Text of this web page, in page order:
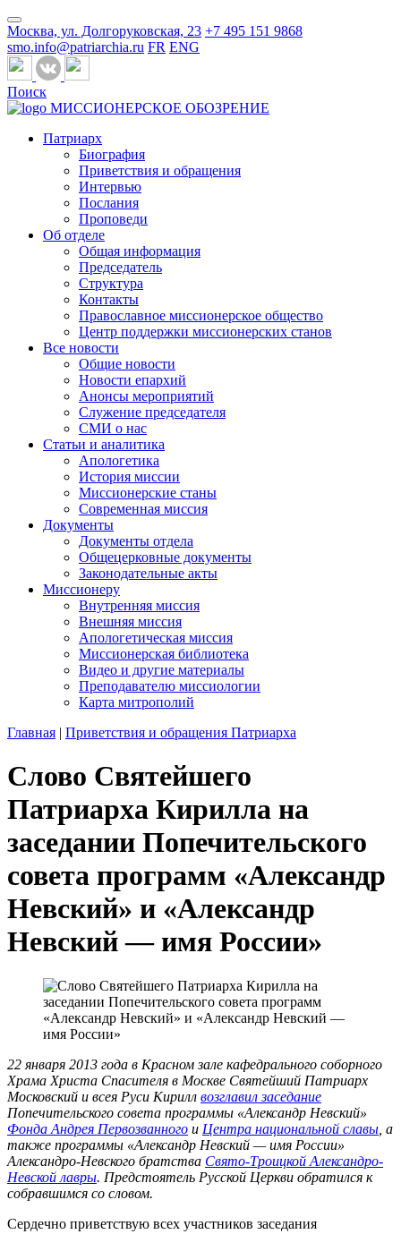
Москва, ул. Долгоруковская, 23 +7 495 151 9868
smo.info@patriarchia.ru FR ENG
Поиск
МИССИОНЕРСКОЕ ОБОЗРЕНИЕ
Патриарх
Биография
Приветствия и обращения
Интервью
Послания
Проповеди
Об отделе
Общая информация
Председатель
Структура
Контакты
Православное миссионерское общество
Центр поддержки миссионерских станов
Все новости
Общие новости
Новости епархий
Анонсы мероприятий
Служение председателя
СМИ о нас
Статьи и аналитика
Апологетика
История миссии
Миссионерские станы
Современная миссия
Документы
Документы отдела
Общецерковные документы
Законодательные акты
Миссионеру
Внутренняя миссия
Внешняя миссия
Апологетическая миссия
Миссионерская библиотека
Видео и другие материалы
Преподавателю миссиологии
Карта митрополий
Главная | Приветствия и обращения Патриарха
Слово Святейшего
Патриарха Кирилла на
заседании Попечительского
совета программ «Александр
Невский» и «Александр
Невский — имя России»
22 января 2013 года в Красном зале кафедрального соборного
Храма Христа Спасителя в Москве Святейший Патриарх
Московский и всея Руси Кирилл возглавил заседание
Попечительского совета программы «Александр Невский»
Фонда Андрея Первозванного и Центра национальной славы , а
также программы «Александр Невский — имя России»
Александро-Невского братства Свято-Троицкой Александро-
Невской лавры. Предстоятель Русской Церкви обратился к
собравшимся со словом.
Сердечно приветствую всех участников заседания